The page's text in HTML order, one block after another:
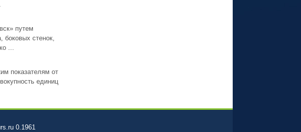
путем
боковых стенок,
...
показателям от
единиц
0.1961